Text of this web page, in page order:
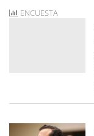
ENCUESTA